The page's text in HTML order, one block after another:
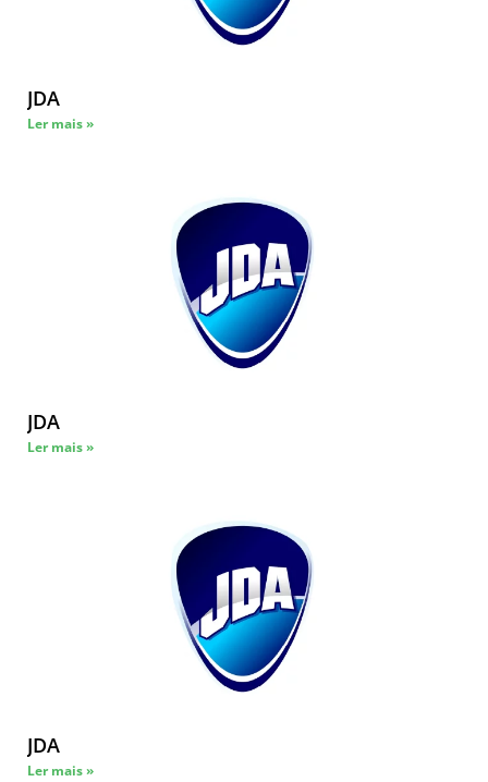
JDA
Ler mais »
JDA
Ler mais »
JDA
Ler mais »